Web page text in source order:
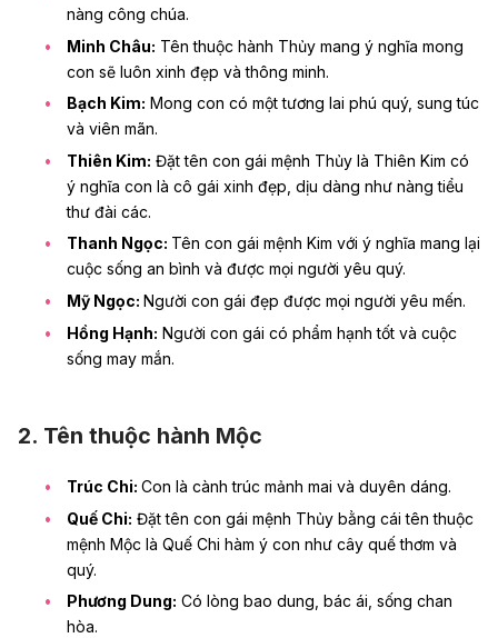
nàng công chúa.
Minh Châu: Tên thuộc hành Thủy mang ý nghĩa mong
con sẽ luôn xinh đẹp và thông minh.
Bạch Kim: Mong con có một tương lai phú quý, sung túc
và viên mãn.
Thiên Kim: Đặt tên con gái mệnh Thủy là Thiên Kim có
ý nghĩa con là cô gái xinh đẹp, dịu dàng như nàng tiểu
thư đài các.
Thanh Ngọc: Tên con gái mệnh Kim với ý nghĩa mang lại
cuộc sống an bình và được mọi người yêu quý.
Mỹ Ngọc: Người con gái đẹp được mọi người yêu mến.
Hồng Hạnh: Người con gái có phẩm hạnh tốt và cuộc
sống may mắn.
2. Tên thuộc hành Mộc
Trúc Chi: Con là cành trúc mảnh mai và duyên dáng.
Quế Chi: Đặt tên con gái mệnh Thủy bằng cái tên thuộc
mệnh Mộc là Quế Chi hàm ý con như cây quế thơm và
quý.
Phương Dung: Có lòng bao dung, bác ái, sống chan
hòa.